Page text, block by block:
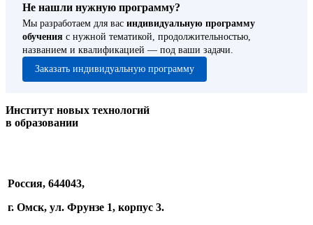
Не нашли нужную программу?
Мы разработаем для вас индивидуальную программу
обучения с нужной тематикой, продолжительностью,
названием и квалификацией — под ваши задачи.
Заказать индивидуальную программу
Институт новых технологий
в образовании
Россия, 644043,
г. Омск, ул. Фрунзе 1, корпус 3.